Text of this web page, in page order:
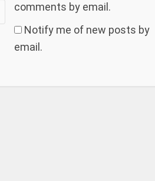
comments by email.
Notify me of new posts by
email.